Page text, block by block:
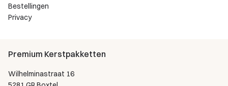
Bestellingen
Privacy
Premium Kerstpakketten
Wilhelminastraat 16